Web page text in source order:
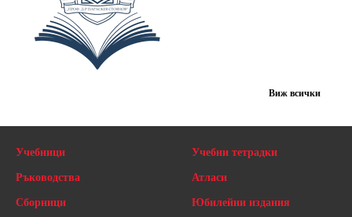
Виж всички
Учебници
Ръководства
Сборници
Учебни тетрадки
Атласи
Юбилейни издания